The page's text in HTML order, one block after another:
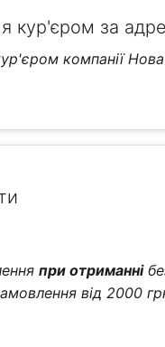
кур'єром за
компанії
при отриманні
від 2000